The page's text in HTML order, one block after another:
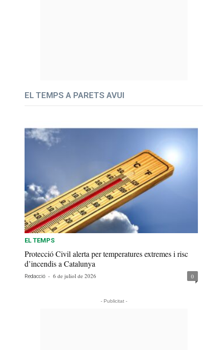
EL TEMPS A PARETS AVUI
EL TEMPS
Protecció Civil alerta per temperatures extremes i risc
d’incendis a Catalunya
Redacció - 6 de juliol de 2026 0
- Publicitat -